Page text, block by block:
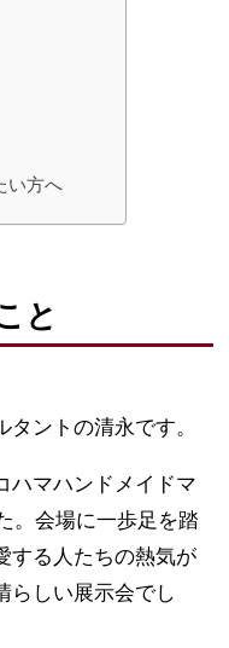
い方へ
と
ントの清永です。
ハマハンドメイドマ
。会場に一歩足を踏
する人たちの熱気が
らしい展示会でし